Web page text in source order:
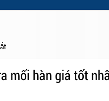
mối hàn giá tốt